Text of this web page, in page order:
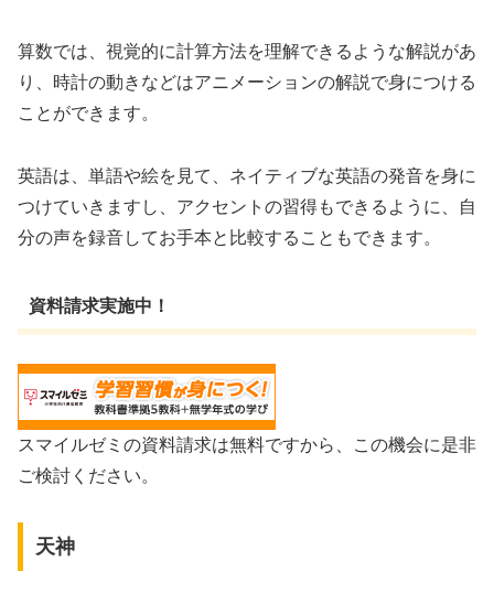
算数では、視覚的に計算方法を理解できるような解説があ
り、時計の動きなどはアニメーションの解説で身につける
ことができます。
英語は、単語や絵を見て、ネイティブな英語の発音を身に
つけていきますし、アクセントの習得もできるように、自
分の声を録音してお手本と比較することもできます。
資料請求実施中！
スマイルゼミの資料請求は無料ですから、この機会に是非
ご検討ください。
天神